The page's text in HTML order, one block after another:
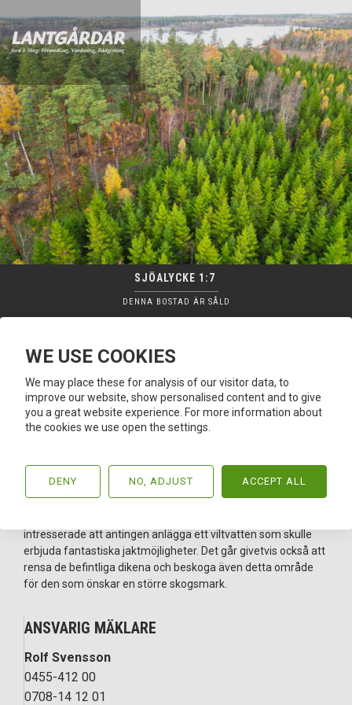
SJÖALYCKE 1:7
DENNA BOSTAD ÄR SÅLD
Mindre skogsfastighet som upplevs som stor då den är
form av den gemensamma skogsbilvägen som avslutas på
fastigheten med en bra vändplan. Fastigheten har överlag
god bonitet och bra drivningsförhållanden. På fastigheten
finns goda möjligheter till egen rekreation främst i form av
båtplats.
Både skogsbruket och jakten kan utvecklas ytterligare. På
intresserade att antingen anlägga ett viltvatten som skulle
erbjuda fantastiska jaktmöjligheter. Det går givetvis också att
rensa de befintliga dikena och beskoga även detta område
för den som önskar en större skogsmark.
ANSVARIG MÄKLARE
Rolf Svensson
0455-412 00
0708-14 12 01
WE USE COOKIES
We may place these for analysis of our visitor data, to
improve our website, show personalised content and to give
you a great website experience. For more information about
the cookies we use open the settings.
DENY NO, ADJUST ACCEPT ALL